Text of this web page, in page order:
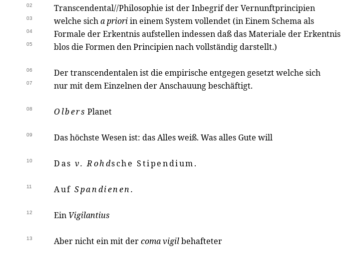
02 Transcendental//Philosophie ist der Inbegrif der Vernunftprincipien
03 welche sicha prioriin einem System vollendet (in Einem Schema als
04 Formale der Erkentnis aufstellen indessen daß das Materiale der Erkentnis
05 blos die Formen den Principien nach vollständig darstellt.)
06 Der transcendentalen ist die empirische entgegen gesetzt welche sich
07 nur mit dem Einzelnen der Anschauung beschäftigt.
08 Olbers Planet
09 Das höchste Wesen ist: das Alles weiß. Was alles Gute will
10 Dasv. Rohdsche Stipendium.
11 AufSpandienen.
12 Ein Vigilantius
13 Aber nicht ein mit dercoma vigilbehafteter